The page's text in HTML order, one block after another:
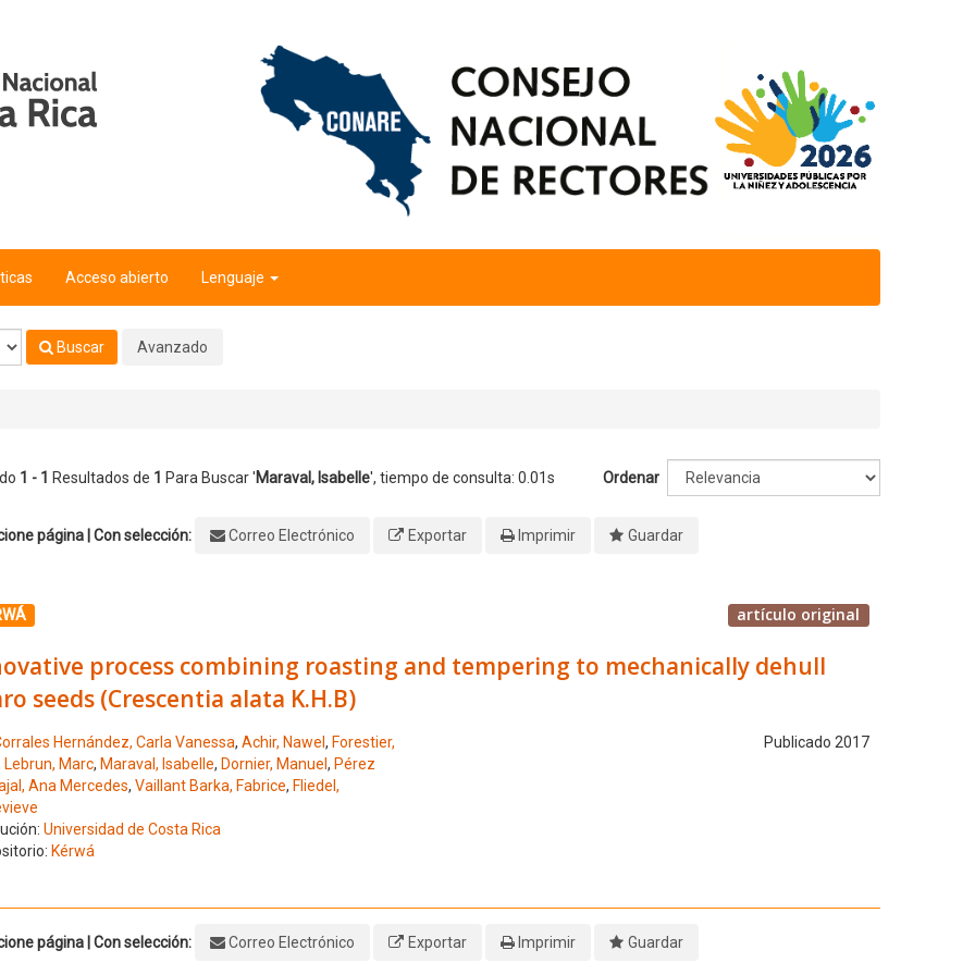
Acceso abierto Lenguaje
Buscar Avanzado
1 - 1 Resultados de 1 Para Buscar 'Maraval, Isabelle', tiempo de consulta: 0.01s Ordenar
página | Con selección: Correo Electrónico Exportar Imprimir Guardar
el número de resultado 1 artículo original
process combining roasting and tempering to mechanically dehull
seeds (Crescentia alata K.H.B)
Hernández, Carla Vanessa, Achir, Nawel , Forestier,
Lebrun, Marc, Maraval, Isabelle, Dornier, Manuel , Pérez
Ana Mercedes, Vaillant Barka, Fabrice, Fliedel,
Publicado 2017
Universidad de Costa Rica
Kérwá
página | Con selección: Correo Electrónico Exportar Imprimir Guardar